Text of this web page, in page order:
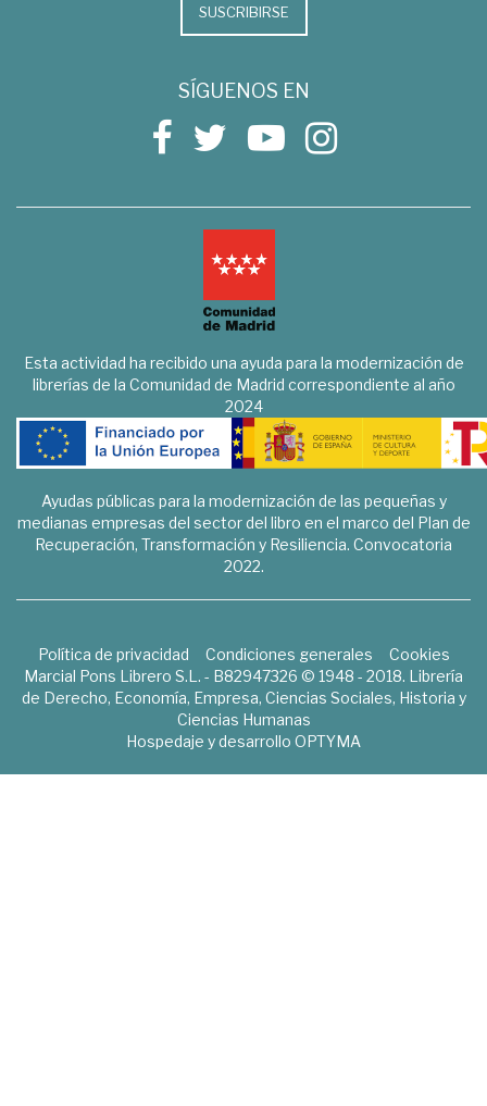
SUSCRIBIRSE
SÍGUENOS EN
Esta actividad ha recibido una ayuda para la modernización de
librerías de la Comunidad de Madrid correspondiente al año
2024
Ayudas públicas para la modernización de las pequeñas y
medianas empresas del sector del libro en el marco del Plan de
Recuperación, Transformación y Resiliencia. Convocatoria
2022.
Política de privacidad Condiciones generales
Cookies
Marcial Pons Librero S.L. - B82947326 © 1948 - 2018. Librería
de Derecho, Economía, Empresa, Ciencias Sociales, Historia y
Ciencias Humanas
Hospedaje y desarrollo OPTYMA